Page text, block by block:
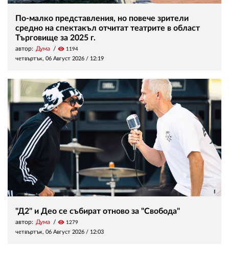
По-малко представления, но повече зрители
средно на спектакъл отчитат театрите в област
Търговище за 2025 г.
автор: Дума visibility 1194
четвъртък, 06 Август 2026 / 12:19
"Д2" и Део се събират отново за "Свобода"
автор: Дума visibility 1279
четвъртък, 06 Август 2026 / 12:03